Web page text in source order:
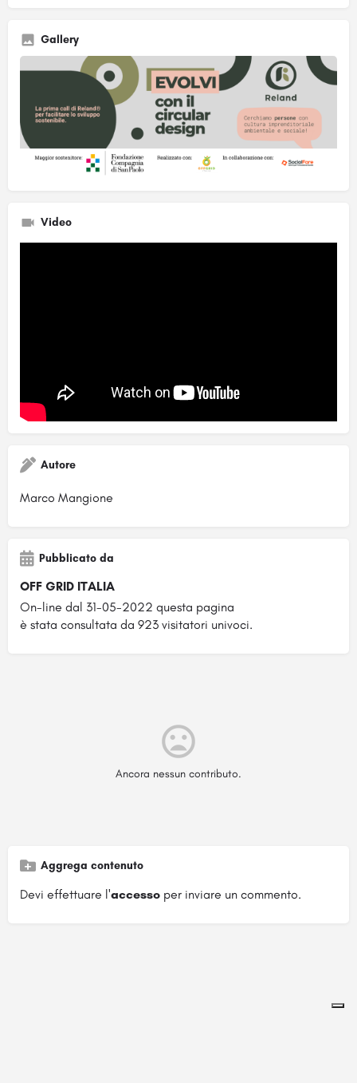
Gallery
Video
Autore
Marco Mangione
Pubblicato da
OFF GRID ITALIA
On-line dal 31-05-2022 questa pagina
è stata consultata da 923 visitatori univoci.
Ancora nessun contributo.
Aggrega contenuto
Devi effettuare l'accesso per inviare un commento.